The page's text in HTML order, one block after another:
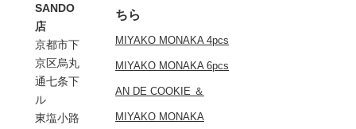
SANDO
店
京都市下
京区烏丸
通七条下
ル
東塩小路
ちら
MIYAKO MONAKA 4pcs
MIYAKO MONAKA 6pcs
AN DE COOKIE ＆
MIYAKO MONAKA